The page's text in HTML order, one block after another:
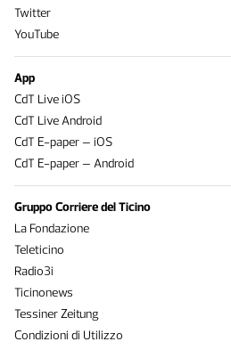
Twitter
YouTube
App
CdT Live iOS
CdT Live Android
CdT E-paper – iOS
CdT E-paper – Android
Gruppo Corriere del Ticino
La Fondazione
Teleticino
Radio3i
Ticinonews
Tessiner Zeitung
Condizioni di Utilizzo